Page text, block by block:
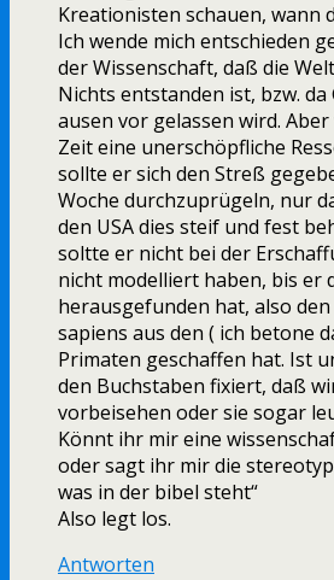
Kreationisten schauen, wann
Ich wende mich entschieden
der Wissenschaft, daß die
Nichts entstanden ist, bzw.
ausen vor gelassen wird.
Zeit eine unerschöpfliche
sollte er sich den Streß
Woche durchzuprügeln, nur
den USA dies steif und fest
soltte er nicht bei der
nicht modelliert haben, bis er
herausgefunden hat, also
sapiens aus den ( ich betone
Primaten geschaffen hat. Ist
den Buchstaben fixiert, daß
vorbeisehen oder sie sogar
Könnt ihr mir eine
oder sagt ihr mir die
was in der bibel steht“
Also legt los.
Antworten